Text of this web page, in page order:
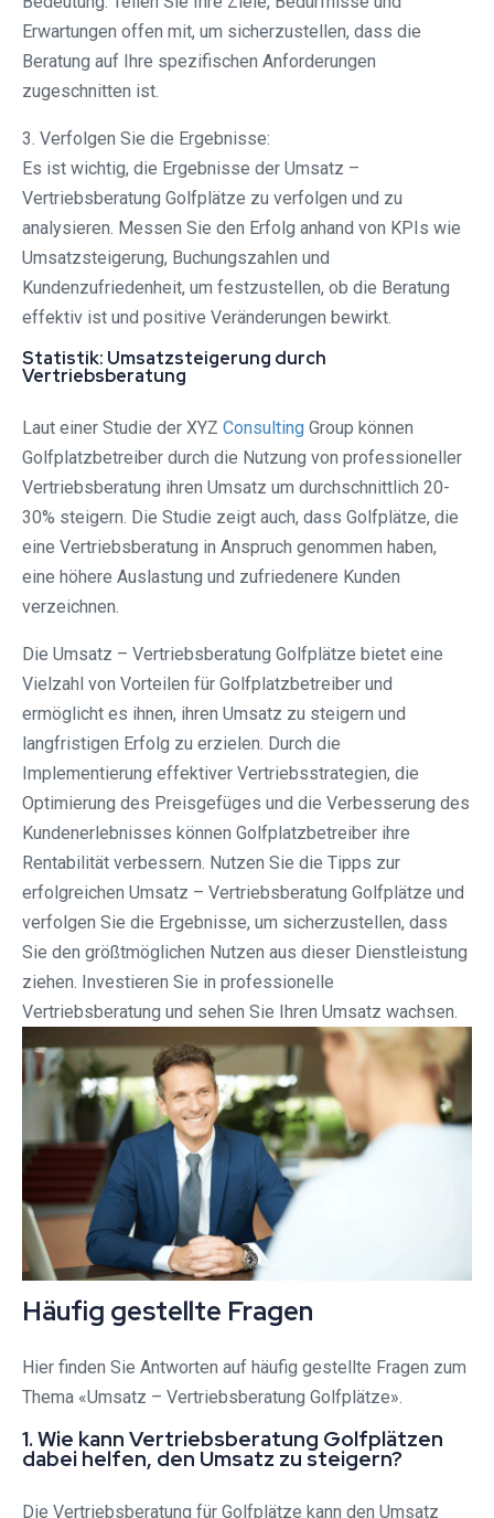
Erwartungen offen mit, um sicherzustellen, dass die
Beratung auf Ihre spezifischen Anforderungen
zugeschnitten ist.
3. Verfolgen Sie die Ergebnisse:
Es ist wichtig, die Ergebnisse der Umsatz –
Vertriebsberatung Golfplätze zu verfolgen und zu
analysieren. Messen Sie den Erfolg anhand von KPIs wie
Umsatzsteigerung, Buchungszahlen und
Kundenzufriedenheit, um festzustellen, ob die Beratung
effektiv ist und positive Veränderungen bewirkt.
Statistik: Umsatzsteigerung durch
Vertriebsberatung
Laut einer Studie der XYZ Consulting Group können
Golfplatzbetreiber durch die Nutzung von professioneller
Vertriebsberatung ihren Umsatz um durchschnittlich 20-
30% steigern. Die Studie zeigt auch, dass Golfplätze, die
eine Vertriebsberatung in Anspruch genommen haben,
eine höhere Auslastung und zufriedenere Kunden
verzeichnen.
Die Umsatz – Vertriebsberatung Golfplätze bietet eine
Vielzahl von Vorteilen für Golfplatzbetreiber und
ermöglicht es ihnen, ihren Umsatz zu steigern und
langfristigen Erfolg zu erzielen. Durch die
Implementierung effektiver Vertriebsstrategien, die
Optimierung des Preisgefüges und die Verbesserung des
Kundenerlebnisses können Golfplatzbetreiber ihre
Rentabilität verbessern. Nutzen Sie die Tipps zur
erfolgreichen Umsatz – Vertriebsberatung Golfplätze und
verfolgen Sie die Ergebnisse, um sicherzustellen, dass
Sie den größtmöglichen Nutzen aus dieser Dienstleistung
ziehen. Investieren Sie in professionelle
Vertriebsberatung und sehen Sie Ihren Umsatz wachsen.
Häufig gestellte Fragen
Hier finden Sie Antworten auf häufig gestellte Fragen zum
Thema «Umsatz – Vertriebsberatung Golfplätze».
1. Wie kann Vertriebsberatung Golfplätzen
dabei helfen, den Umsatz zu steigern?
Die Vertriebsberatung für Golfplätze kann den Umsatz